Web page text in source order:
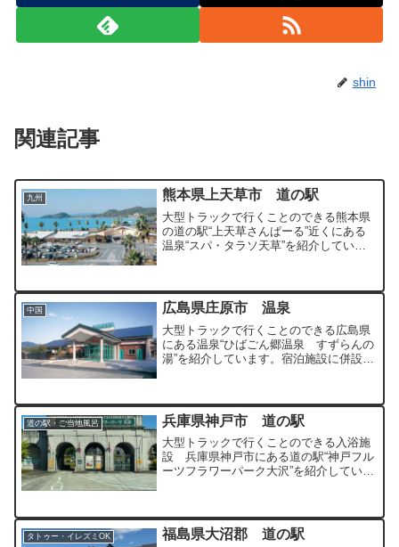
shin
関連記事
九州 熊本県上天草市 道の駅
大型トラックで行くことのできる熊本県
の道の駅“上天草さんぱーる”近くにある
温泉“スパ・タラソ天草”を紹介していま
中国 広島県庄原市 温泉
大型トラックで行くことのできる広島県
にある温泉“ひばごん郷温泉 すずらんの
湯”を紹介しています。宿泊施設に併設さ
道の駅・ご当地風呂 兵庫県神戸市 道の駅
大型トラックで行くことのできる入浴施
設 兵庫県神戸市にある道の駅“神戸フル
ーツフラワーパーク大沢”を紹介していま
タトゥー・イレズミOK 福島県大沼郡 道の駅